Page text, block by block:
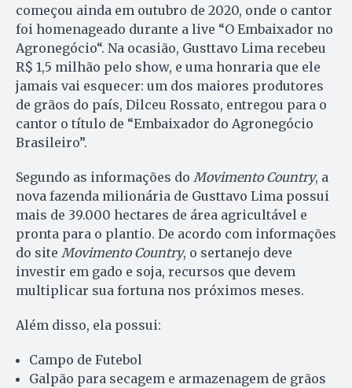
começou ainda em outubro de 2020, onde o cantor
foi homenageado durante a live “O Embaixador no
Agronegócio“. Na ocasião, Gusttavo Lima recebeu
R$ 1,5 milhão pelo show, e uma honraria que ele
jamais vai esquecer: um dos maiores produtores
de grãos do país, Dilceu Rossato, entregou para o
cantor o título de “Embaixador do Agronegócio
Brasileiro”.
Segundo as informações do Movimento Country, a
nova fazenda milionária de Gusttavo Lima possui
mais de 39.000 hectares de área agricultável e
pronta para o plantio. De acordo com informações
do site Movimento Country, o sertanejo deve
investir em gado e soja, recursos que devem
multiplicar sua fortuna nos próximos meses.
Além disso, ela possui:
Campo de Futebol
Galpão para secagem e armazenagem de grãos